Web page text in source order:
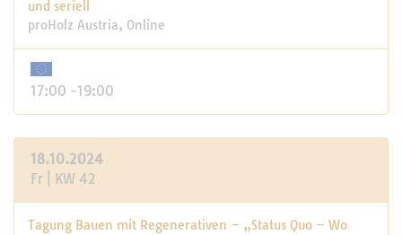
und seriell
proHolz Austria, Online
17:00 -19:00
18.10.2024
Fr | KW 42
Tagung Bauen mit Regenerativen – „Status Quo – Wo